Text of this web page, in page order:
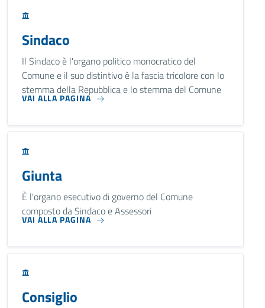
Sindaco
Il Sindaco è l'organo politico monocratico del
Comune e il suo distintivo è la fascia tricolore con lo
stemma della Repubblica e lo stemma del Comune
VAI ALLA PAGINA
Giunta
È l'organo esecutivo di governo del Comune
composto da Sindaco e Assessori
VAI ALLA PAGINA
Consiglio